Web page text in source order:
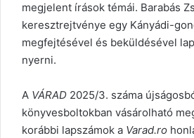
megjelent írások témái. Barabás
keresztrejtvénye egy Kányádi-
megfejtésével és beküldésével
nyerni.
A VÁRAD 2025/3. száma
könyvesboltokban vásárolható
korábbi lapszámok a Varad.ro